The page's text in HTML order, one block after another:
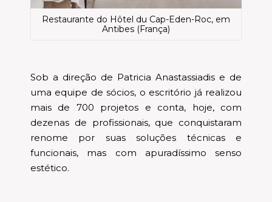
Restaurante do Hôtel du Cap-Eden-Roc, em
Antibes (França)
Sob a direção de Patricia Anastassiadis e de
uma equipe de sócios, o escritório já realizou
mais de 700 projetos e conta, hoje, com
dezenas de profissionais, que conquistaram
renome por suas soluções técnicas e
funcionais, mas com apuradíssimo senso
estético.